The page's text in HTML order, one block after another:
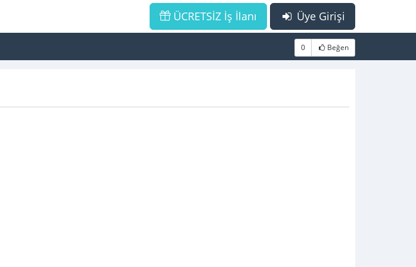
Üye Girişi
ÜCRETSİZ İş İlanı
0 Beğen